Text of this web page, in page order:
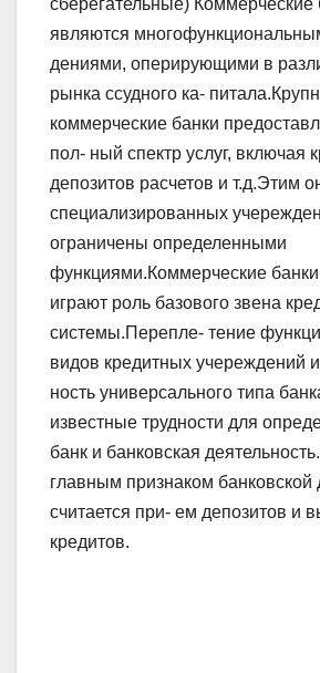
сберегательные) Коммерческие
являются
дениями, оперирующими в
рынка ссудного ка-
коммерческие банки
пол- ный спектр услуг, включая
депозитов расчетов и т.д.Этим
специализированных
ограничены определенными
функциями.Коммерческие
играют роль базового звена
системы.Перепле- тение
видов кредитных учереждений
ность универсального типа
известные трудности для
банк и банковская
главным признаком банковской
считается при- ем депозитов и
кредитов.